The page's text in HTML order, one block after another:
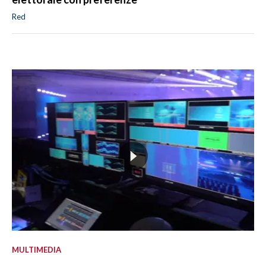
Red
MULTIMEDIA